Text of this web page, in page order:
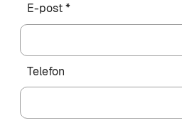
E-post *
Telefon